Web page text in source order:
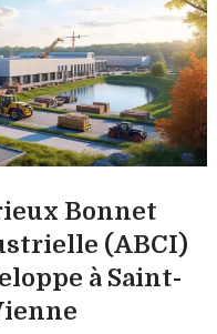
Bonnet
(ABCI)
à Saint-